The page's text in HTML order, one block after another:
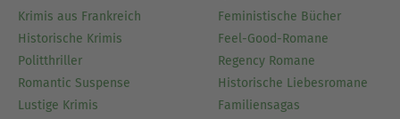
Krimis aus Frankreich
Historische Krimis
Politthriller
Romantic Suspense
Lustige Krimis
Feministische Bücher
Feel-Good-Romane
Regency Romane
Historische Liebesromane
Familiensagas